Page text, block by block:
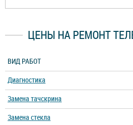
ЦЕНЫ НА РЕМОНТ
ВИД РАБОТ
Диагностика
Замена тачскрина
Замена стекла